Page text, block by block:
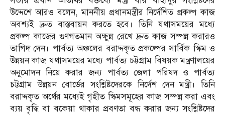
উদ্দেশে আরও বলেন, মাননীয় প্রধানমন্ত্রীর নির্দেশিত প্রকল্প কাজ
অবশ্যই দ্রুত বাস্তবায়ন করতে হবে। তিনি যথাসময়ের মধ্যে
প্রকল্প কাজের গুণগতমান অক্ষুন্ন রেখে দ্রুত কাজ সম্পন্ন করারও
তাগিদ দেন। পার্বত্য অঞ্চলের বরাদ্দকৃত প্রকল্পের সার্বিক স্কিম ও
উন্নয়ন কাজ যথাসময়ের মধ্যে পার্বত্য চট্টগ্রাম বিষয়ক মন্ত্রণালয়ের
অনুমোদন নিয়ে করার জন্য পার্বত্য জেলা পরিষদ ও পার্বত্য
চট্টগ্রাম উন্নয়ন বোর্ডের সংশ্লিষ্টদেরকে নির্দেশ দেন মন্ত্রী। তিনি
বরাদ্দকৃত অর্থের মধ্যেই গৃহীত স্কিমসমূহের কাজ সম্পন্ন করা এবং
ব্যয় বৃদ্ধি বা বকেয়া থাকার প্রবণতা বন্ধ করার জন্য সংশ্লিষ্টদের